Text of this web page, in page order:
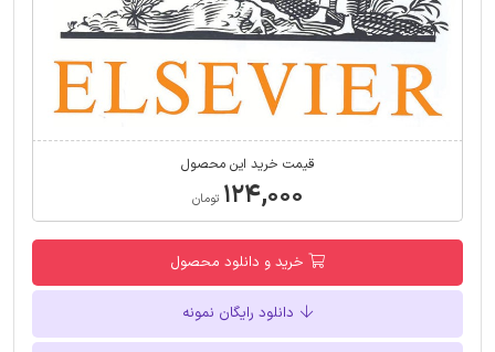
قیمت خرید این محصول
۱۲۴,۰۰۰ تومان
خرید و دانلود محصول
دانلود رایگان نمونه